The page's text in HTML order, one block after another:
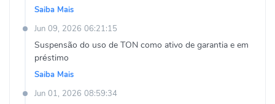
Saiba Mais
Jun 09, 2026 06:21:15
Suspensão do uso de TON como ativo de garantia e em
préstimo
Saiba Mais
Jun 01, 2026 08:59:34